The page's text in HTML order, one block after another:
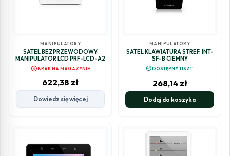
MANIPULATORY
SATEL BEZPRZEWODOWY
MANIPULATOR LCD PRF-LCD-A2
cancelBRAK NA MAGAZYNIE
622,38 zł
Dowiedz się więcej
MANIPULATORY
SATEL KLAWIATURA STREF. INT-
SF-B CIEMNY
check_circleDOSTĘPNY 11SZT.
268,14 zł
Dodaj do koszyka